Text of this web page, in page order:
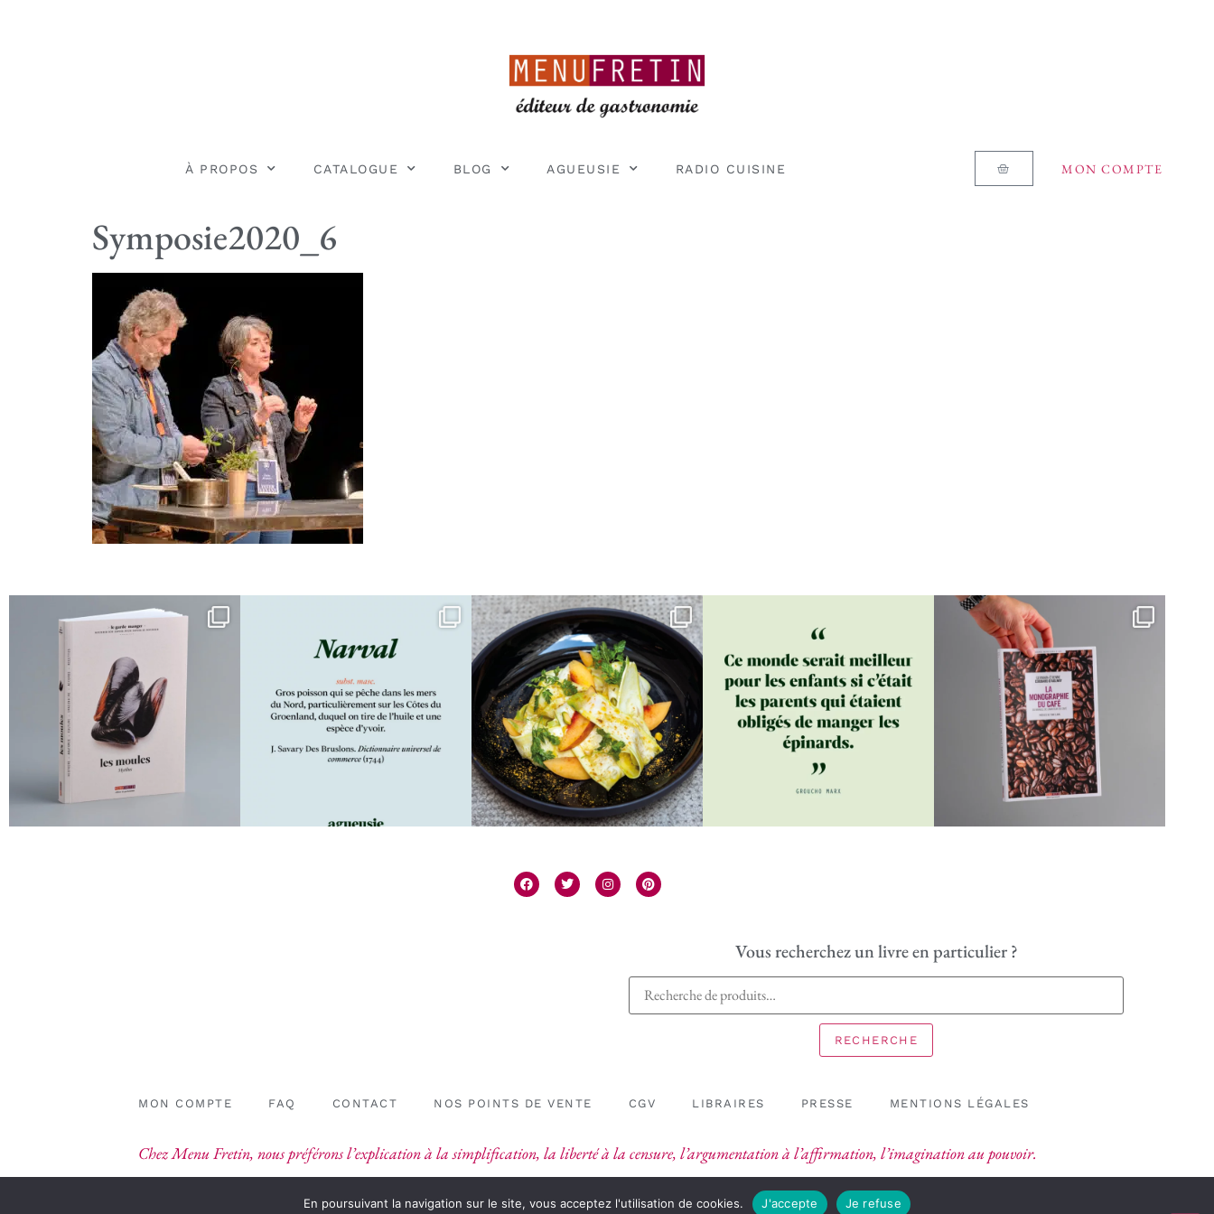
À PROPOS CATALOGUE BLOG AGUEUSIE RADIO CUISINE MON COMPTE
Symposie2020_6
Vous recherchez un livre en particulier ?
RECHERCHE
MON COMPTE FAQ CONTACT NOS POINTS DE VENTE CGV LIBRAIRES PRESSE MENTIONS LÉGALES
Chez Menu Fretin, nous préférons l’explication à la simplification, la liberté à la censure, l’argumentation à l’affirmation, l’imagination au pouvoir.
En poursuivant la navigation sur le site, vous acceptez l'utilisation de cookies. J'accepte Je refuse